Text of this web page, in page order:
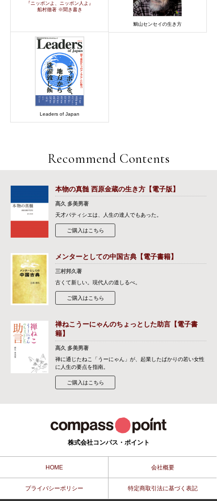
『ニッポンよ、ニッポン人よ』
船村徹著 ※聞き書き
鯛山センセイの生き方
Leaders of Japan
Recommend Contents
本物の真髄 西原金蔵の生き方【電子版】
髙久 多美男著
天才パティシエは、人生の達人でもあった。
ご購入はこちら
メンターとしての中国古典【電子書籍】
三村邦久著
古くて新しい。現代人の道しるべ。
ご購入はこちら
禅ねこうーにゃんのちょっとした助言【電子書
籍】
髙久 多美男著
禅に通じたねこ「うーにゃん」が、起業したばかりの若い女性
に人生の要点を指南。
ご購入はこちら
株式会社コンパス・ポイント
HOME 会社概要
プライバシーポリシー 特定商取引法に基づく表記